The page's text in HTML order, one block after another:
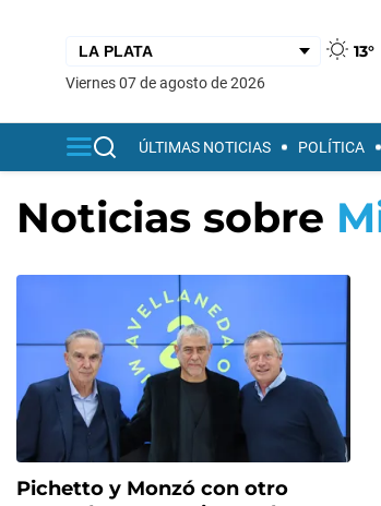
13°
viernes 07 de agosto de 2026
ÚLTIMAS NOTICIAS POLÍTICA
Noticias sobre
Pichetto y Monzó con otro